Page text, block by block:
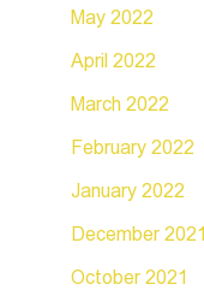
May 2022
April 2022
March 2022
February 2022
January 2022
December 2021
October 2021